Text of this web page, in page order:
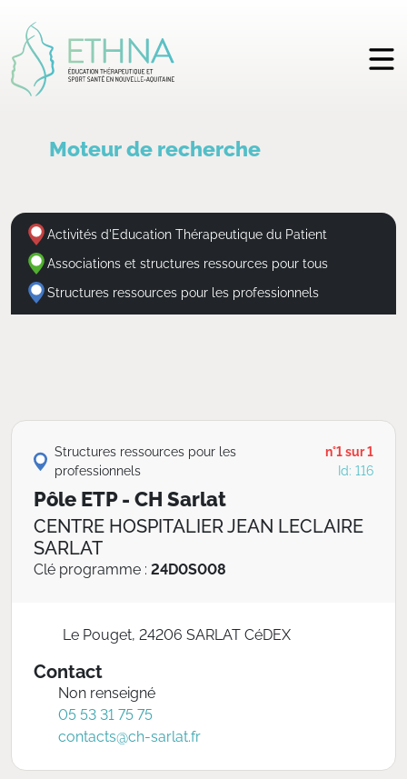
Moteur de recherche
Activités d'Education Thérapeutique du Patient
Associations et structures ressources pour tous
Structures ressources pour les professionnels
Structures ressources pour les
professionnels
n°1 sur 1
Id: 116
Pôle ETP - CH Sarlat
CENTRE HOSPITALIER JEAN LECLAIRE
SARLAT
Clé programme : 24D0S008
Le Pouget, 24206 SARLAT CéDEX
Contact
Non renseigné
05 53 31 75 75
contacts@ch-sarlat.fr